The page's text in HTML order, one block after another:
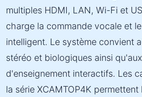
multiples HDMI, LAN, Wi-Fi et
charge la commande vocale et
intelligent. Le système convient
stéréo et biologiques ainsi
d'enseignement interactifs. Les
la série XCAMTOP4K